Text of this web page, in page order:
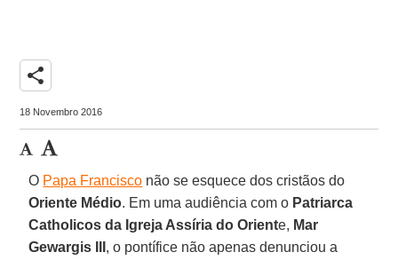
share
18 Novembro 2016
O Papa Francisco não se esquece dos cristãos do
Oriente Médio. Em uma audiência com o Patriarca
Catholicos da Igreja Assíria do Oriente, Mar
Gewargis III , o pontífice não apenas denunciou a